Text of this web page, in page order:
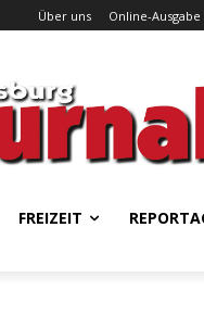
Über uns Online-Ausgabe
FREIZEIT